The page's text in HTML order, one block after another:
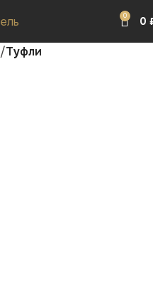
0 0
Туфли